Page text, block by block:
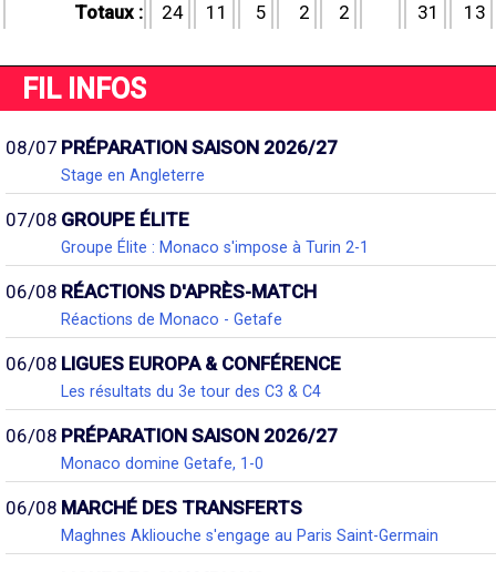
Totaux :
24 11 5 2 2 31 13
FIL INFOS
08/07 PRÉPARATION SAISON 2026/27
Stage en Angleterre
07/08 GROUPE ÉLITE
Groupe Élite : Monaco s'impose à Turin 2-1
06/08 RÉACTIONS D'APRÈS-MATCH
Réactions de Monaco - Getafe
06/08 LIGUES EUROPA & CONFÉRENCE
Les résultats du 3e tour des C3 & C4
06/08 PRÉPARATION SAISON 2026/27
Monaco domine Getafe, 1-0
06/08 MARCHÉ DES TRANSFERTS
Maghnes Akliouche s'engage au Paris Saint-Germain